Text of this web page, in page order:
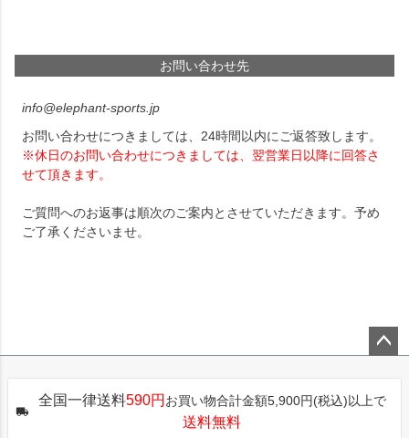
お問い合わせ先
info@elephant-sports.jp
お問い合わせにつきましては、24時間以内にご返答致します。
※休日のお問い合わせにつきましては、翌営業日以降に回答さ
せて頂きます。
ご質問へのお返事は順次のご案内とさせていただきます。予め
ご了承くださいませ。
ップ
全国一律送料590円 お買い物合計金額5,900円(税込)以上で
送料無料